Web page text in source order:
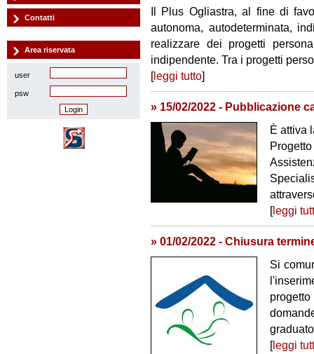
Contatti
Area riservata
user
psw
Il Plus Ogliastra, al fine di
autonoma, autodeterminata,
realizzare dei progetti
indipendente. Tra i progetti
[leggi tutto]
» 15/02/2022 - Pubblicazione
È attiva
[leggi
» 01/02/2022 - Chiusura
Si
[leggi